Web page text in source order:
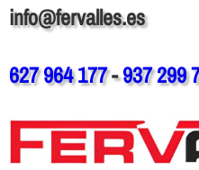
info@fervalles.es
627 964 177-937 299